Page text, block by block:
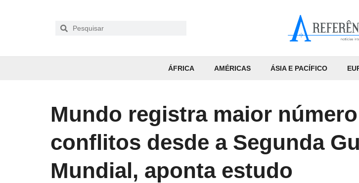
ÁFRICA AMÉRICAS ÁSIA E PACÍFICO
Mundo registra maior
conflitos desde a Segunda
Mundial, aponta estudo